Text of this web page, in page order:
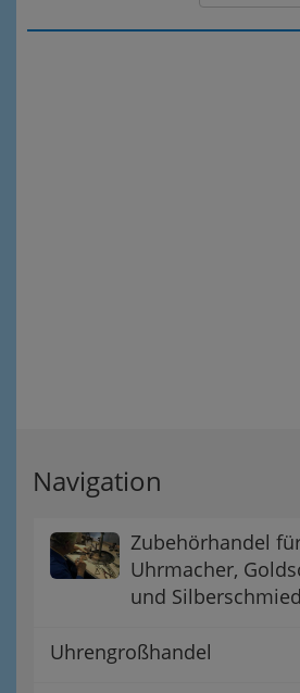
Navigation
Zubehörhandel
Uhrmacher,
und
Uhrengroßhandel